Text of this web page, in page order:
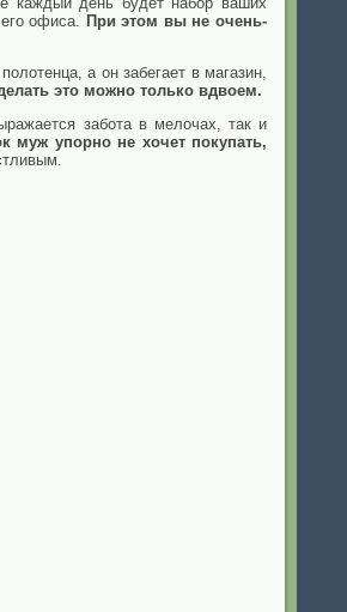
офиса. При этом вы не очень-
а он забегает в магазин,
это можно только вдвоем.
забота в мелочах, так и
муж упорно не хочет покупать,